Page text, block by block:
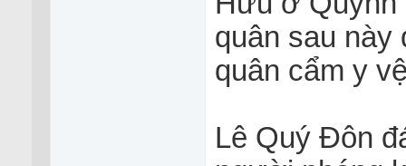
quân sau
quân cẩm y
Lê Quý Đôn